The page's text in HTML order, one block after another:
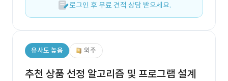
로그인 후 무료 견적 상담 받으세요.
유사도 높음 외주
추천 상품 선정 알고리즘 및 프로그램 설계